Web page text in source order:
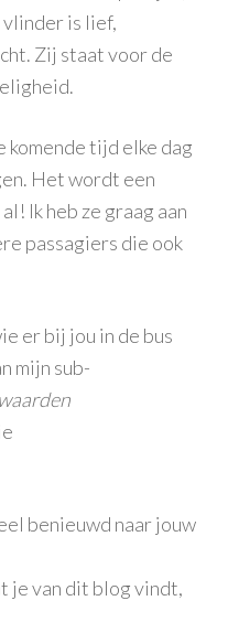
is lief,
Zij staat voor de
komende tijd elke dag
Het wordt een
Ik heb ze graag aan
passagiers die ook
er bij jou in de bus
mijn sub-
waarden
benieuwd naar jouw
je van dit blog vindt,